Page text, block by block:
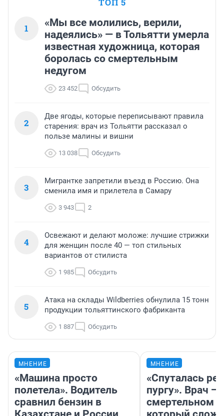
1
«Мы все молились, верили,
надеялись» — в Тольятти умерла
известная художница, которая
боролась со смертельным
недугом
23 452 Обсудить
2
Две ягоды, которые переписывают правила
старения: врач из Тольятти рассказал о
пользе малины и вишни
13 038 Обсудить
3
Мигрантке запретили въезд в Россию. Она
сменила имя и прилетела в Самару
3 943 2
4
Освежают и делают моложе: лучшие стрижки
для женщин после 40 — топ стильных
вариантов от стилиста
1 985 Обсудить
5
Атака на склады Wildberries обнулила 15 тонн
продукции тольяттинского фабриканта
1 887 Обсудить
МНЕНИЕ
«Машина просто
полетела». Водитель
сравнил бензин в
МНЕНИЕ
«Спуталась
пургу». Врач —
смертельном